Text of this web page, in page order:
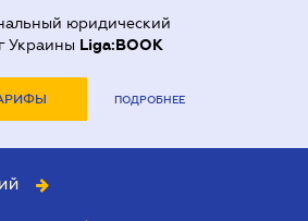
юридический
Украины Liga:BOOK
ПОДРОБНЕЕ